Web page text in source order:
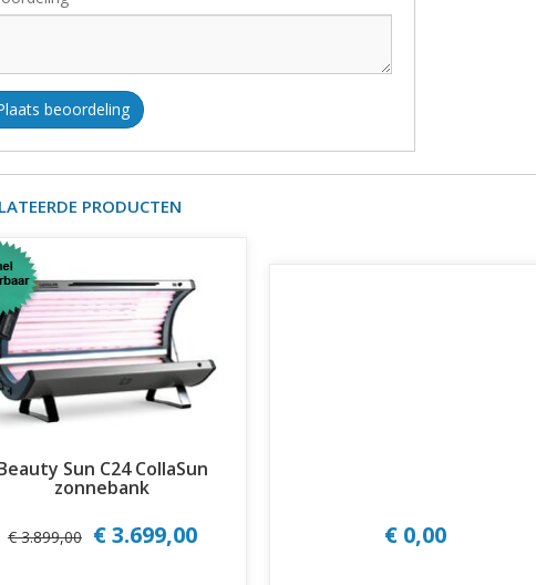
beoordeling
PRODUCTEN
Sun C24 CollaSun
zonnebank
€ 3.899,00 € 3.699,00 € 0,00